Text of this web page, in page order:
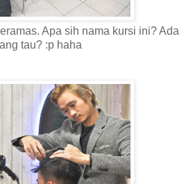
Apa sih nama kursi ini? Ada
tau? :p haha